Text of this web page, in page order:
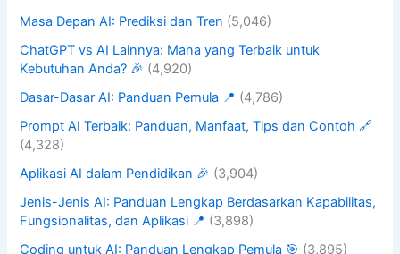
Masa Depan AI: Prediksi dan Tren (5,046)
ChatGPT vs AI Lainnya: Mana yang Terbaik untuk
Kebutuhan Anda? 🎉 (4,920)
Dasar-Dasar AI: Panduan Pemula 📍 (4,786)
Prompt AI Terbaik: Panduan, Manfaat, Tips dan Contoh 🔗
(4,328)
Aplikasi AI dalam Pendidikan 🎉 (3,904)
Jenis-Jenis AI: Panduan Lengkap Berdasarkan Kapabilitas,
Fungsionalitas, dan Aplikasi 📍 (3,898)
Coding untuk AI: Panduan Lengkap Pemula 🎯 (3,895)